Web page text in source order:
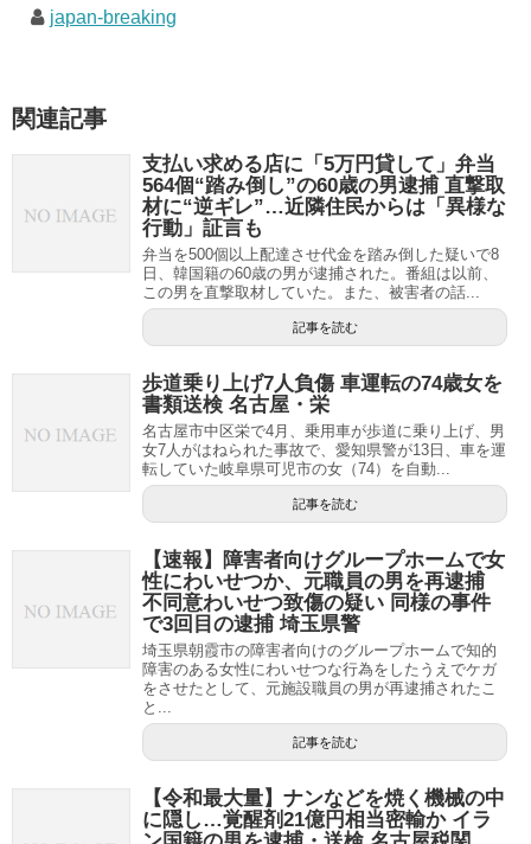
japan-breaking
関連記事
支払い求める店に「5万円貸して」弁当
564個“踏み倒し”の60歳の男逮捕 直撃取
材に“逆ギレ”…近隣住民からは「異様な
行動」証言も
弁当を500個以上配達させ代金を踏み倒した疑いで8
日、韓国籍の60歳の男が逮捕された。番組は以前、
この男を直撃取材していた。また、被害者の話...
記事を読む
歩道乗り上げ7人負傷 車運転の74歳女を
書類送検 名古屋・栄
名古屋市中区栄で4月、乗用車が歩道に乗り上げ、男
女7人がはねられた事故で、愛知県警が13日、車を運
転していた岐阜県可児市の女（74）を自動...
記事を読む
【速報】障害者向けグループホームで女
性にわいせつか、元職員の男を再逮捕
不同意わいせつ致傷の疑い 同様の事件
で3回目の逮捕 埼玉県警
埼玉県朝霞市の障害者向けのグループホームで知的
障害のある女性にわいせつな行為をしたうえでケガ
をさせたとして、元施設職員の男が再逮捕されたこ
と...
記事を読む
【令和最大量】ナンなどを焼く機械の中
に隠し…覚醒剤21億円相当密輸か イラ